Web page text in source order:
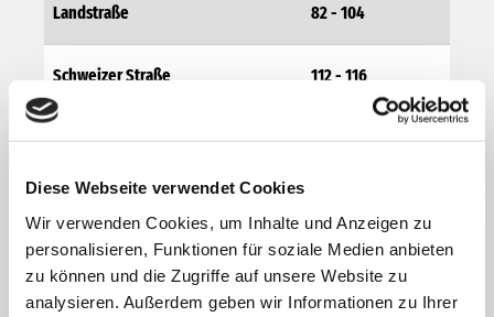
Diese Webseite verwendet Cookies
Wir verwenden Cookies, um Inhalte und Anzeigen zu
personalisieren, Funktionen für soziale Medien anbieten
zu können und die Zugriffe auf unsere Website zu
analysieren. Außerdem geben wir Informationen zu Ihrer
Landstraße
82 - 104
Schweizer Straße 112 - 116
Ziegelhüttenweg
1 - 7
Reservation time